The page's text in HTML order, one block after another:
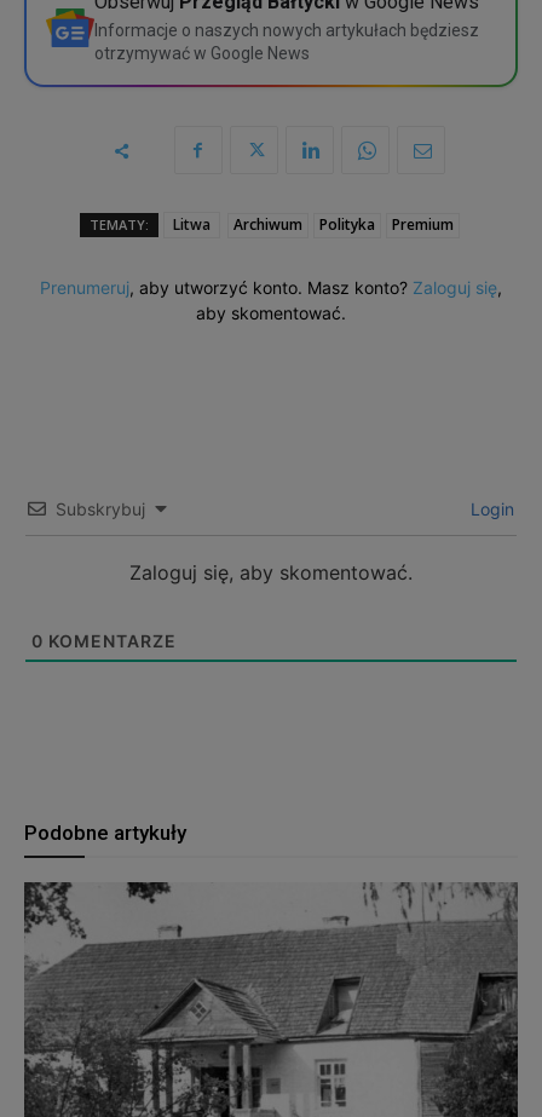
Informacje o naszych nowych artykułach będziesz
otrzymywać w Google News
TEMATY: Litwa Archiwum Polityka Premium
Prenumeruj, aby utworzyć konto. Masz konto? Zaloguj się,
aby skomentować.
Subskrybuj Login
Zaloguj się, aby skomentować.
0 KOMENTARZE
Podobne artykuły